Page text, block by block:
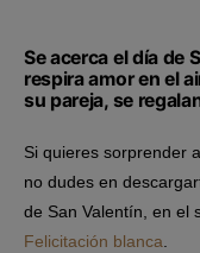
Se acerca el día de
respira amor en el
su pareja, se
Si quieres sorprender
no dudes en
de San Valentín, en el
Felicitación blanca.